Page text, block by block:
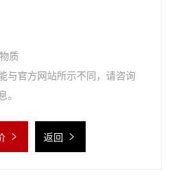
质
与官方网站所示不同，请咨询
返回